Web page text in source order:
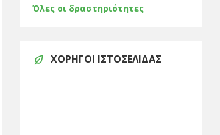
Όλες οι δραστηριότητες
ΧΟΡΗΓΟΊ ΙΣΤΟΣΕΛΊΔΑΣ